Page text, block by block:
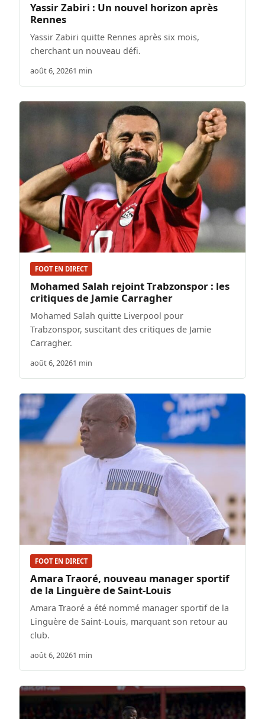
Yassir Zabiri : Un nouvel horizon après
Rennes
Yassir Zabiri quitte Rennes après six mois,
cherchant un nouveau défi.
août 6, 20261 min
FOOT EN DIRECT
Mohamed Salah rejoint Trabzonspor : les
critiques de Jamie Carragher
Mohamed Salah quitte Liverpool pour
Trabzonspor, suscitant des critiques de Jamie
Carragher.
août 6, 20261 min
FOOT EN DIRECT
Amara Traoré, nouveau manager sportif
de la Linguère de Saint-Louis
Amara Traoré a été nommé manager sportif de la
Linguère de Saint-Louis, marquant son retour au
club.
août 6, 20261 min